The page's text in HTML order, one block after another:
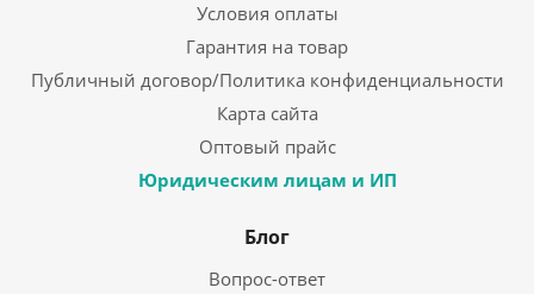
Условия оплаты
Гарантия на товар
Публичный договор/Политика конфиденциальности
Карта сайта
Оптовый прайс
Юридическим лицам и ИП
Блог
Вопрос-ответ